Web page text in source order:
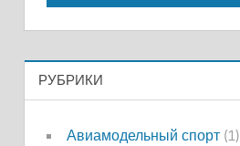
РУБРИКИ
Авиамодельный спорт(1)